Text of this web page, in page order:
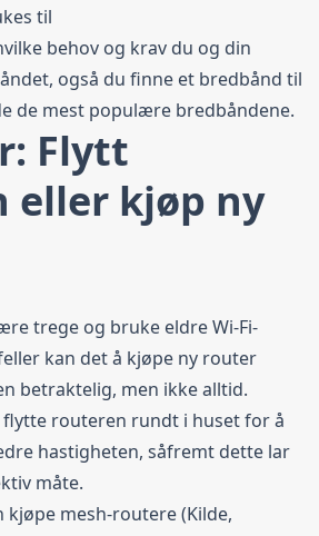
til
behov og krav du og din
også du finne et bredbånd til
de mest populære bredbåndene.
Flytt
eller kjøp ny
trege og bruke eldre Wi-Fi-
kan det å kjøpe ny router
betraktelig, men ikke alltid.
flytte routeren rundt i huset for å
hastigheten, såfremt dette lar
måte.
kjøpe mesh-routere(Kilde,